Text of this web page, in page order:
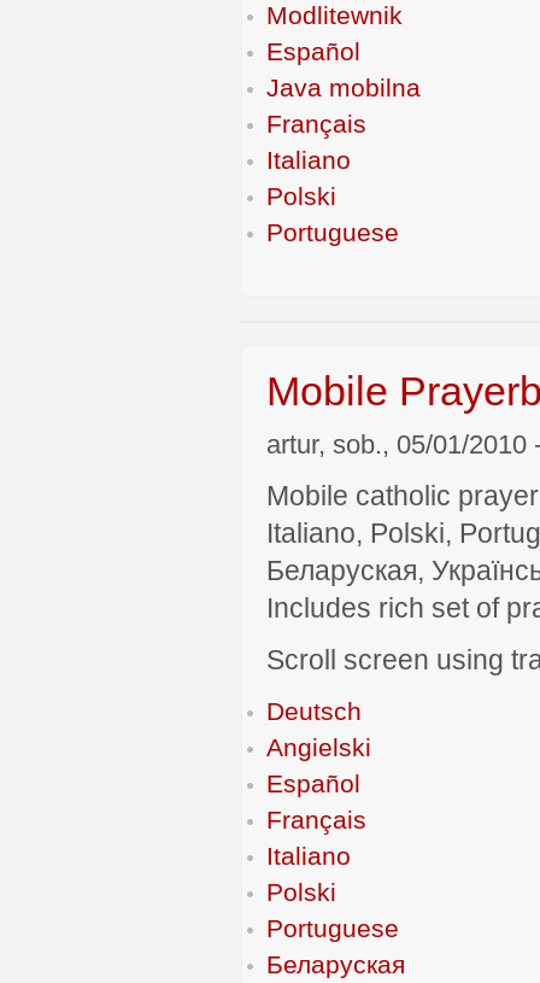
Modlitewnik
Español
Java mobilna
Français
Italiano
Polski
Portuguese
Mobile
artur, sob., 05/01/2010
Mobile catholic
Italiano, Polski,
Беларуская,
Includes rich set of
Scroll screen using
Deutsch
Angielski
Español
Français
Italiano
Polski
Portuguese
Беларуская